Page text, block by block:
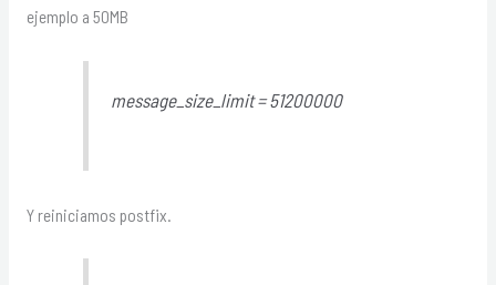
ejemplo a 50MB
message_size_limit = 51200000
Y reiniciamos postfix.